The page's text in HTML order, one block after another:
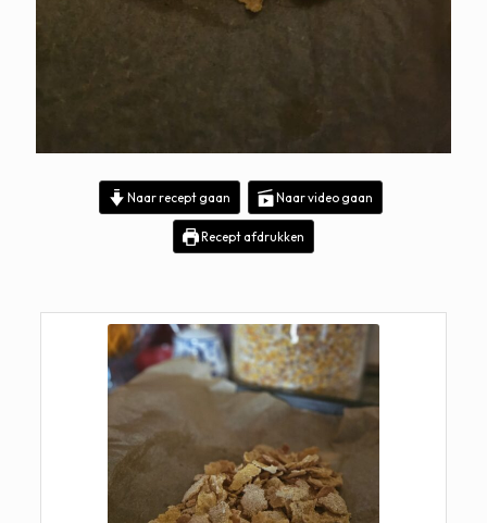
Naar recept gaan Naar video gaan
Recept afdrukken